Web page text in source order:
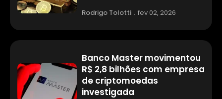
Rodrigo Tolotti . fev 02, 2026
Banco Master movimentou
R$ 2,8 bilhões com empresa
de criptomoedas
investigada